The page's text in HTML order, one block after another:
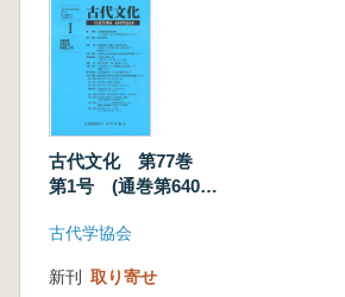
古代文化 第77巻
第1号 (通巻第640
古代学協会
新刊 取り寄せ